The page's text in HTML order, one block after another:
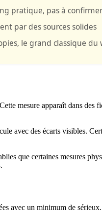
pratique, pas à
par des sources solides
le grand classique
mesure apparaît dans des
avec des écarts visibles.
que certaines mesures
avec un minimum de